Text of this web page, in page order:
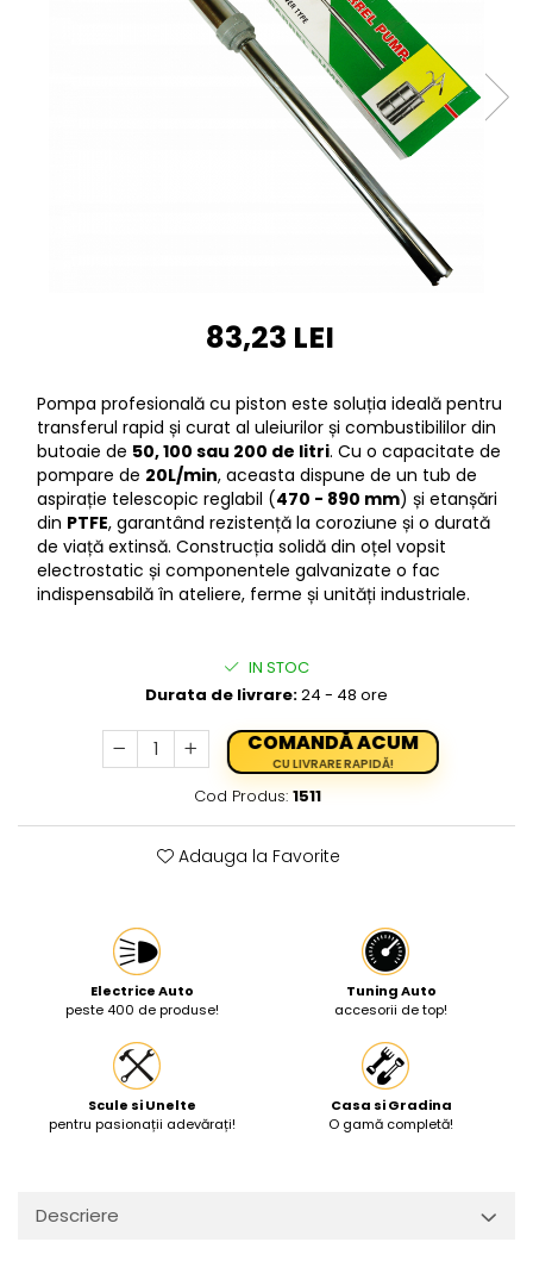
Pneumatice si Trapezoidale
Masini de gaurit si Insurubat
Pistol de Lipit
Polizoare
Pompe Combustibil
Prelungitoare
Protectia muncii
Scule Pneumatice
Surubelnite
Tunuri de caldura si aeroteme
Utilaje constructie
Motocositoare si Motosape
Ventilatoare radiatoare83,23 LEI
Pompa profesională cu piston este soluția ideală pentru
transferul rapid și curat al uleiurilor și combustibililor din
butoaie de 50, 100 sau 200 de litri. Cu o capacitate de
pompare de 20L/min, aceasta dispune de un tub de
aspirație telescopic reglabil (470 - 890 mm) și etanșări
din PTFE, garantând rezistență la coroziune și o durată
de viață extinsă. Construcția solidă din oțel vopsit
electrostatic și componentele galvanizate o fac
indispensabilă în ateliere, ferme și unități industriale.
IN STOC
Durata de livrare:24 - 48 ore
COMANDĂ ACUM
CU LIVRARE RAPIDĂ!
Cod Produs: 1511
Adauga la Favorite
Electrice Auto
peste 400 de produse!
Tuning Auto
accesorii de top!
Scule si Unelte
pentru pasionații adevărați!
Casa si Gradina
O gamă completă!
Descriere